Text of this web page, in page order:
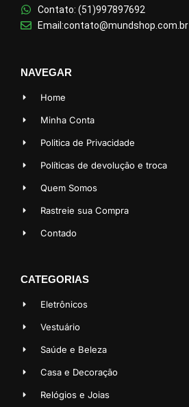
Contato: (51)997897692
Email:contato@mundshop.com.br
NAVEGAR
Home
Minha Conta
Politica de Privacidade
Políticas de devolução e troca
Quem Somos
Rastreie sua Compra
Contado
CATEGORIAS
Eletrônicos
Vestuário
Saúde e Beleza
Casa e Decoração
Relógios e Joias